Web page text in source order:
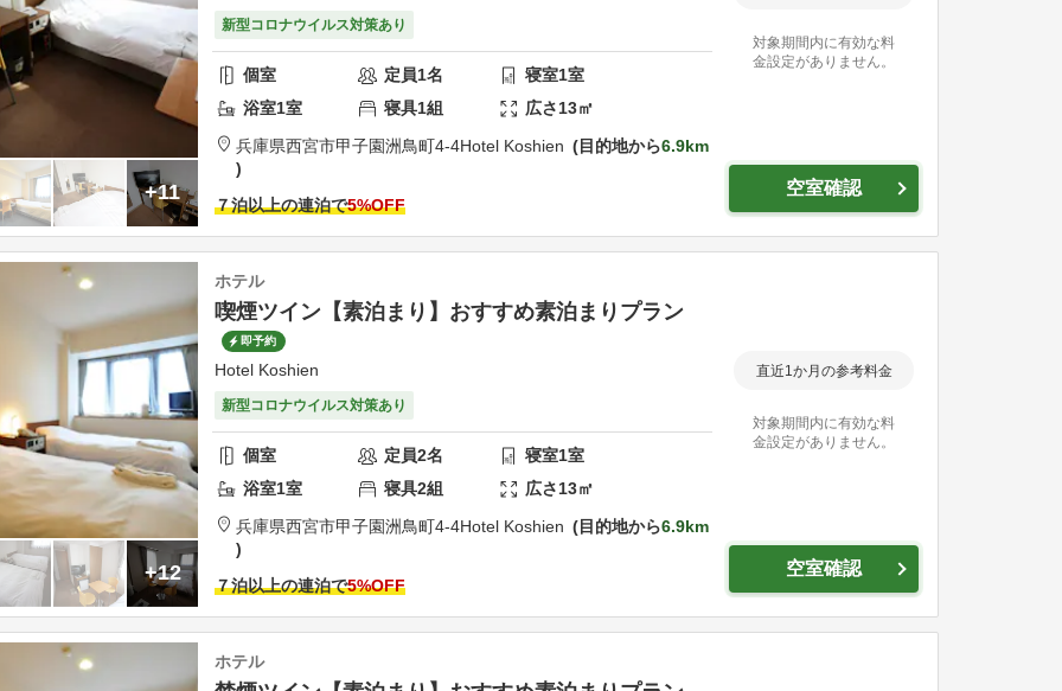
+11
新型コロナウイルス対策あり
個室 定員1名 寝室1室
浴室1室 寝具1組 広さ13㎡
兵庫県西宮市甲子園洲鳥町4-4Hotel Koshien 目的地から6.9km
７泊以上の連泊で5%OFF
対象期間内に有効な料
金設定がありません。
空室確認
+12
ホテル
喫煙ツイン【素泊まり】おすすめ素泊まりプラン
即予約
Hotel Koshien
新型コロナウイルス対策あり
個室 定員2名 寝室1室
浴室1室 寝具2組 広さ13㎡
兵庫県西宮市甲子園洲鳥町4-4Hotel Koshien 目的地から6.9km
７泊以上の連泊で5%OFF
直近1か月の参考料金
対象期間内に有効な料
金設定がありません。
空室確認
ホテル